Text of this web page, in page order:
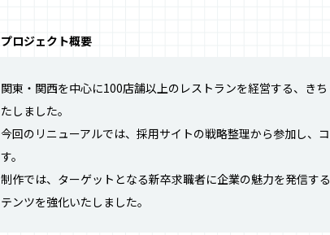
プロジェクト概要
関東・関西を中心に100店舗以上のレストランを経営する、き
たしました。
今回のリニューアルでは、採用サイトの戦略整理から参加し、
す。
制作では、ターゲットとなる新卒求職者に企業の魅力を発信す
テンツを強化いたしました。